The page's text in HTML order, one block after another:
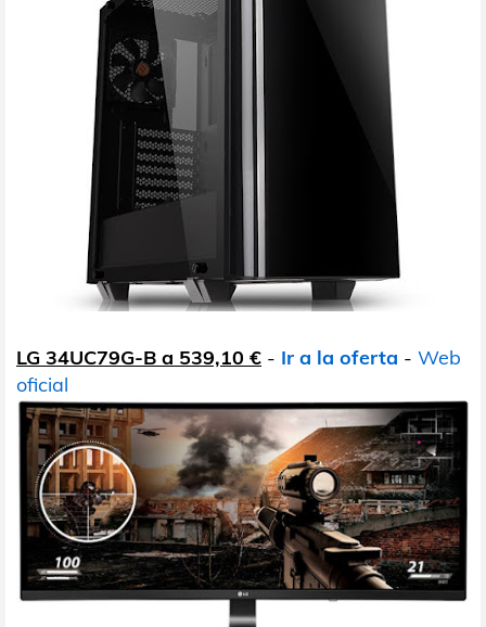
LG 34UC79G-B a 539,10 € - Ir a la oferta - Web
oficial